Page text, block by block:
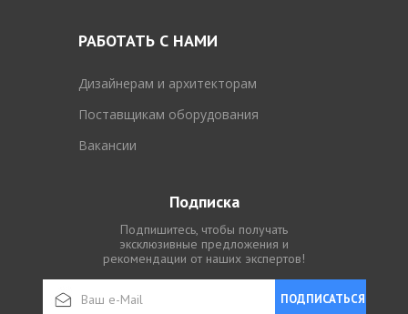
РАБОТАТЬ С НАМИ
Дизайнерам и архитекторам
Поставщикам оборудования
Вакансии
Подписка
Подпишитесь, чтобы получать
эксклюзивные предложения и
рекомендации от наших экспертов!
ПОДПИСАТЬСЯ